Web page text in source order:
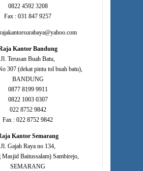
0822 4592 3208
Fax : 031 847 9257
Kantor Bandung
Jl. Terusan Buah Batu,
307 (dekat pintu tol buah batu),
BANDUNG
0877 8199 9911
0822 1003 0307
022 8752 9842
Fax : 022 8752 9842
Kantor Semarang
Jl. Gajah Raya no 134,
Masjid Baitussalam) Sambirejo,
SEMARANG